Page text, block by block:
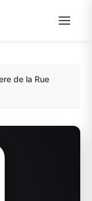
de la Rue